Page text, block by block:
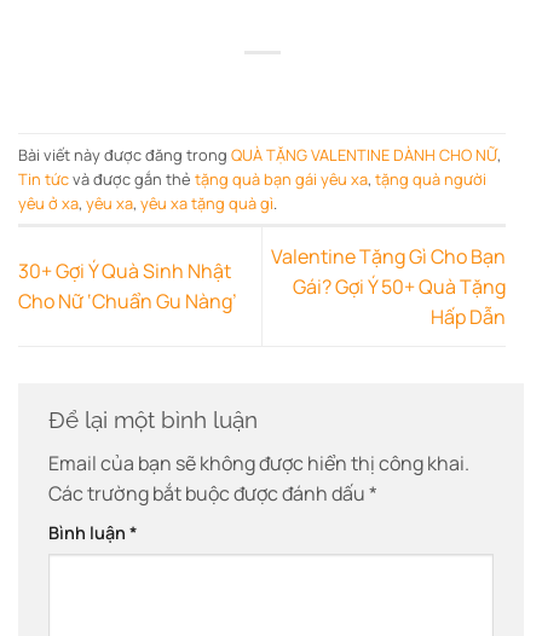
Bài viết này được đăng trong QUÀ TẶNG VALENTINE DÀNH CHO NỮ,
Tin tứcvà được gắn thẻ tặng quà bạn gái yêu xa, tặng quà người
yêu ở xa, yêu xa, yêu xa tặng quà gì.
30+ Gợi Ý Quà Sinh Nhật
Cho Nữ ‘Chuẩn Gu Nàng’
Valentine Tặng Gì Cho Bạn
Gái? Gợi Ý 50+ Quà Tặng
Hấp Dẫn
Để lại một bình luận
Email của bạn sẽ không được hiển thị công khai.
Các trường bắt buộc được đánh dấu*
Bình luận *